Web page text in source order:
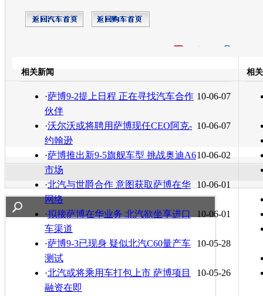
转发至：
相关新闻
10-06-07
·萨博9-2提上日程 正在寻找汽车合作
伙伴
10-06-07
·沃尔沃或将聘用萨博现任CEO阿克-
约翰逊
10-06-02
·萨博推出新9-5旗舰车型 挑战奥迪A6
市场
10-06-01
·北汽与世爵合作 意图获取萨博在华
网络
10-06-01
·拟接萨博在华业务 北汽欲坐享进口
车渠道
10-05-28
·萨博9-3已现身 疑似北汽C60量产车
测试
10-05-26
·北汽或将乘用车打包上市 萨博项目
融资在即
相